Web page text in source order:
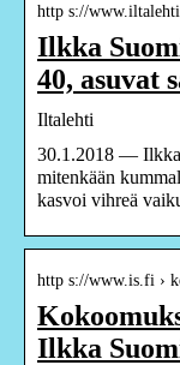
http s://
Ilkka
40, asuvat
Iltalehti
30.1.2018 — Ilkka
mitenkään
kasvoi vihreä
http s://www.is.fi ›
Ilkka